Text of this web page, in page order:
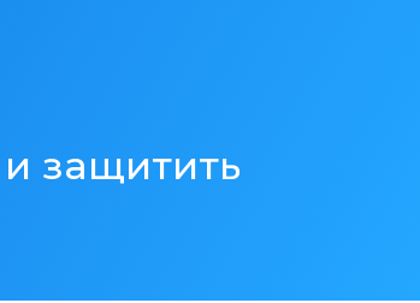
защитить